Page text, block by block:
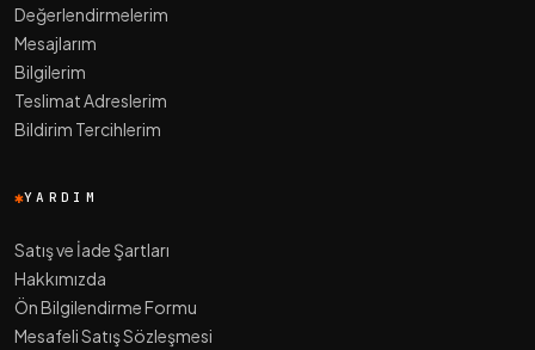
Değerlendirmelerim
Mesajlarım
Bilgilerim
Teslimat Adreslerim
Bildirim Tercihlerim
YARDIM
Satış ve İade Şartları
Hakkımızda
Ön Bilgilendirme Formu
Mesafeli Satış Sözleşmesi